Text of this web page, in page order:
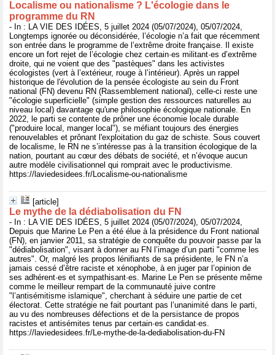
Localisme ou nationalisme ? L'écologie dans le
programme du RN
- In : LA VIE DES IDÉES, 5 juillet 2024 (05/07/2024), 05/07/2024,
Longtemps ignorée ou déconsidérée, l’écologie n’a fait que récemment
son entrée dans le programme de l’extrême droite française. Il existe
encore un fort rejet de l’écologie chez certain·es militant·es d’extrême
droite, qui ne voient que des "pastèques" dans les activistes
écologistes (vert à l’extérieur, rouge à l’intérieur). Après un rappel
historique de l'évolution de la pensée écologiste au sein du Front
national (FN) devenu RN (Rassemblement national), celle-ci reste une
"écologie superficielle" (simple gestion des ressources naturelles au
niveau local) davantage qu'une philosophie écologique nationale. En
2022, le parti se contente de prôner une économie locale durable
("produire local, manger local"), se méfiant toujours des énergies
renouvelables et prônant l'exploitation du gaz de schiste. Sous couvert
de localisme, le RN ne s’intéresse pas à la transition écologique de la
nation, pourtant au cœur des débats de société, et n’évoque aucun
autre modèle civilisationnel qui romprait avec le productivisme.
https://laviedesidees.fr/Localisme-ou-nationalisme
[article]
Le mythe de la dédiabolisation du FN
- In : LA VIE DES IDÉES, 5 juillet 2024 (05/07/2024), 05/07/2024,
Depuis que Marine Le Pen a été élue à la présidence du Front national
(FN), en janvier 2011, sa stratégie de conquête du pouvoir passe par la
"dédiabolisation", visant à donner au FN l’image d’un parti "comme les
autres". Or, malgré les propos lénifiants de sa présidente, le FN n’a
jamais cessé d’être raciste et xénophobe, à en juger par l’opinion de
ses adhérent·es et sympathisant·es. Marine Le Pen se présente même
comme le meilleur rempart de la communauté juive contre
"l’antisémitisme islamique", cherchant à séduire une partie de cet
électorat. Cette stratégie ne fait pourtant pas l’unanimité dans le parti,
au vu des nombreuses défections et de la persistance de propos
racistes et antisémites tenus par certain·es candidat·es.
https://laviedesidees.fr/Le-mythe-de-la-dediabolisation-du-FN